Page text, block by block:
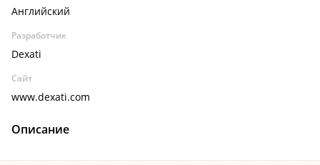
Английский
Разработчик
Dexati
Сайт
www.dexati.com
Описание